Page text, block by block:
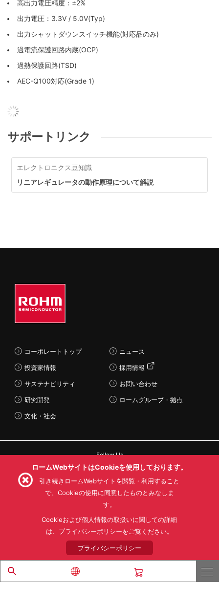
高出力電圧精度：±2%
出力電圧：3.3V / 5.0V(Typ)
出力シャットダウンスイッチ機能(対応品のみ)
過電流保護回路内蔵(OCP)
過熱保護回路(TSD)
AEC-Q100対応(Grade 1)
サポートリンク
エレクトロニクス豆知識
リニアレギュレータの動作原理について解説
コーポレートトップ
投資家情報
サステナビリティ
研究開発
文化・社会
ニュース
採用情報
お問い合わせ
ロームグループ・拠点
Follow Us
利用目的
プライバシーポリシー
サイトマップ
ローム製品の販売に関する標準契約条件書(PDF)
© 1997 - 2026 ROHM CO., LTD. ALL RIGHTS RESERVED.
ロームWebサイトはCookieを使用しております。
引き続きロームWebサイトを閲覧・利用すること
で、Cookieの使用に同意したものとみなしま
す。
Cookieおよび個人情報の取扱いに関しての詳細
は、プライバシーポリシーをご覧ください。
プライバシーポリシー